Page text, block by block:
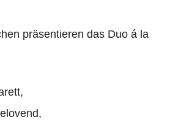
präsentieren das Duo á la